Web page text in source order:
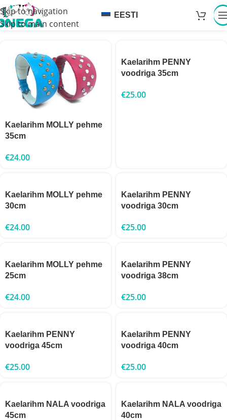
Skip to navigation
Skip to main content
EESTI
Kaelarihm MOLLY pehme
35cm
€24.00
Kaelarihm PENNY
voodriga 35cm
€25.00
Kaelarihm MOLLY pehme
30cm
€24.00
Kaelarihm PENNY
voodriga 30cm
€25.00
Kaelarihm MOLLY pehme
25cm
€24.00
Kaelarihm PENNY
voodriga 38cm
€25.00
Kaelarihm PENNY
voodriga 45cm
€25.00
Kaelarihm PENNY
voodriga 40cm
€25.00
Kaelarihm NALA voodriga
45cm
Kaelarihm NALA voodriga
40cm